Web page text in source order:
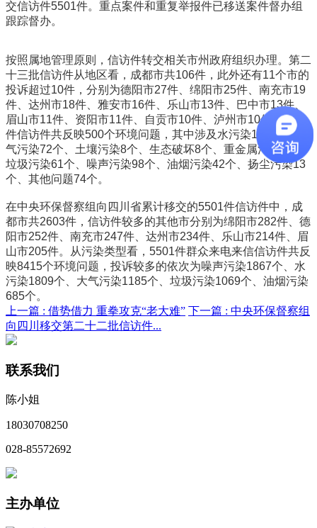
交信访件5501件。重点案件和重复举报件已移送案件督办组
跟踪督办。
按照属地管理原则，信访件转交相关市州政府组织办理。第二
十三批信访件从地区看，成都市共106件，此外还有11个市的
投诉超过10件，分别为德阳市27件、绵阳市25件、南充市19
件、达州市18件、雅安市16件、乐山市13件、巴中市13件、
眉山市11件、资阳市11件、自贡市10件、泸州市10件。322
件信访件共反映500个环境问题，其中涉及水污染123个、大
气污染72个、土壤污染8个、生态破坏8个、重金属污染1个、
垃圾污染61个、噪声污染98个、油烟污染42个、扬尘污染13
个、其他问题74个。
在中央环保督察组向四川省累计移交的5501件信访件中，成
都市共2603件，信访件较多的其他市分别为绵阳市282件、德
阳市252件、南充市247件、达州市234件、乐山市214件、眉
山市205件。从污染类型看，5501件群众来电来信信访件共反
映8415个环境问题，投诉较多的依次为噪声污染1867个、水
污染1809个、大气污染1185个、垃圾污染1069个、油烟污染
685个。
上一篇 : 借势借力 重拳攻克“老大难” 下一篇 : 中央环保督察组
向四川移交第二十二批信访件...
联系我们
陈小姐
18030708250
028-85572692
主办单位